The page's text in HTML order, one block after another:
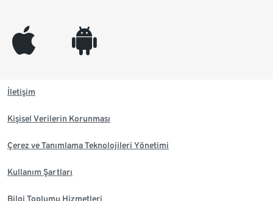
appleinc android
İletişim
Kişisel Verilerin Korunması
Çerez ve Tanımlama Teknolojileri Yönetimi
Kullanım Şartları
Bilgi Toplumu Hizmetleri